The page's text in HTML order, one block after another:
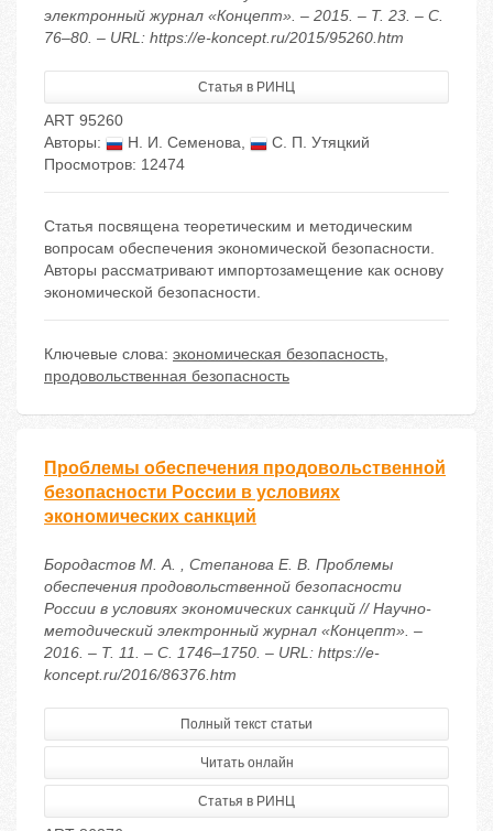
электронный журнал «Концепт». – 2015. – Т. 23. – С.
76–80. – URL: https://e-koncept.ru/2015/95260.htm
Статья в РИНЦ
ART 95260
Авторы:
Н. И. Семенова,
С. П. Утяцкий
Просмотров: 12474
Статья посвящена теоретическим и методическим
вопросам обеспечения экономической безопасности.
Авторы рассматривают импортозамещение как основу
экономической безопасности.
Ключевые слова: экономическая безопасность,
продовольственная безопасность
Проблемы обеспечения продовольственной
безопасности России в условиях
экономических санкций
Бородастов М. А. , Степанова Е. В. Проблемы
обеспечения продовольственной безопасности
России в условиях экономических санкций // Научно-
методический электронный журнал «Концепт». –
2016. – Т. 11. – С. 1746–1750. – URL: https://e-
koncept.ru/2016/86376.htm
Полный текст статьи
Читать онлайн
Статья в РИНЦ